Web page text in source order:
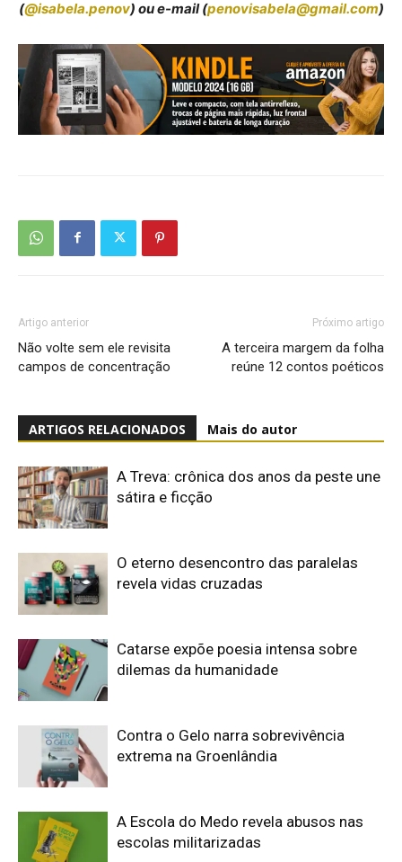
(@isabela.penov) ou e-mail (penovisabela@gmail.com)
Artigo anterior
Não volte sem ele revisita
campos de concentração
Próximo artigo
A terceira margem da folha
reúne 12 contos poéticos
ARTIGOS RELACIONADOS Mais do autor
A Treva: crônica dos anos da peste une
sátira e ficção
O eterno desencontro das paralelas
revela vidas cruzadas
Catarse expõe poesia intensa sobre
dilemas da humanidade
Contra o Gelo narra sobrevivência
extrema na Groenlândia
A Escola do Medo revela abusos nas
escolas militarizadas